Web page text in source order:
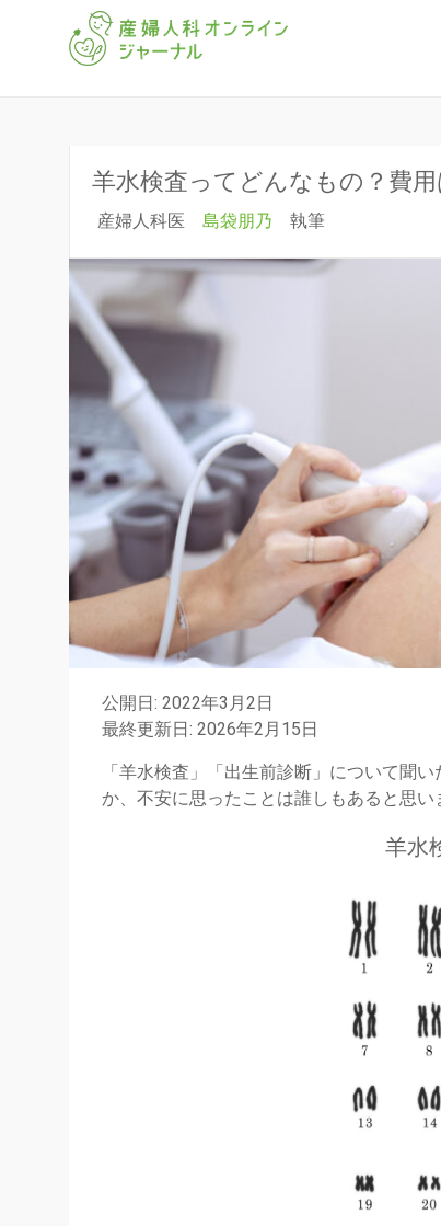
羊水検査ってどんなもの？費
産婦人科医 島袋朋乃 執筆
公開日: 2022年3月2日
最終更新日: 2026年2月15日
「羊水検査」「出生前診断」について聞
か、不安に思ったことは誰しもあると思い
羊水